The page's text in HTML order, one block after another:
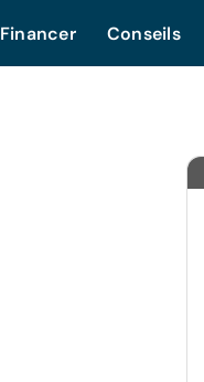
Financer Conseils